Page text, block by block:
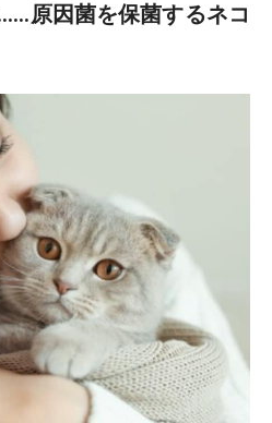
原因菌を保菌するネコ